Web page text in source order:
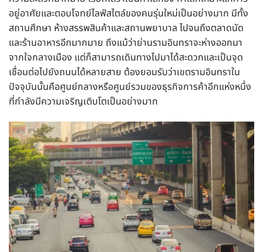
อยู่อาศัยและตอบโจทย์ไลฟ์สไตล์ของคนรุ่นใหม่เป็นอย่างมาก มีทั้ง
สถานศึกษา ห้างสรรพสินค้าและสถานพยาบาล ไปจนถึงตลาดนัด
และร้านอาหารอีกมากมาย ถึงแม้ว่าย่านรามอินทราจะห่างออกมา
จากใจกลางเมือง แต่ก็สามารถเดินทางไปมาได้สะดวกและเป็นจุด
เชื่อมต่อไปยังถนนได้หลายสาย ต้องยอมรับว่าเขตรามอินทราใน
ปัจจุบันนั้นคือศูนย์กลางหรือศูนย์รวมของธุรกิจการค้าอีกแห่งหนึ่ง
ที่กำลังมีความเจริญเติบโตเป็นอย่างมาก